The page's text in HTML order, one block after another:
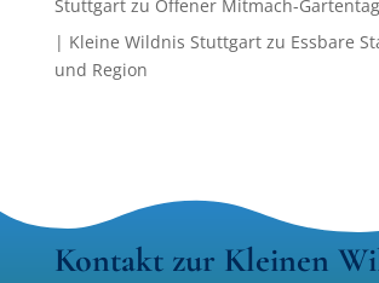
Stuttgartzu Offener Mitmach-Gartentag
| Kleine Wildnis Stuttgartzu Essbare
und Region
Kontakt zur Kleinen